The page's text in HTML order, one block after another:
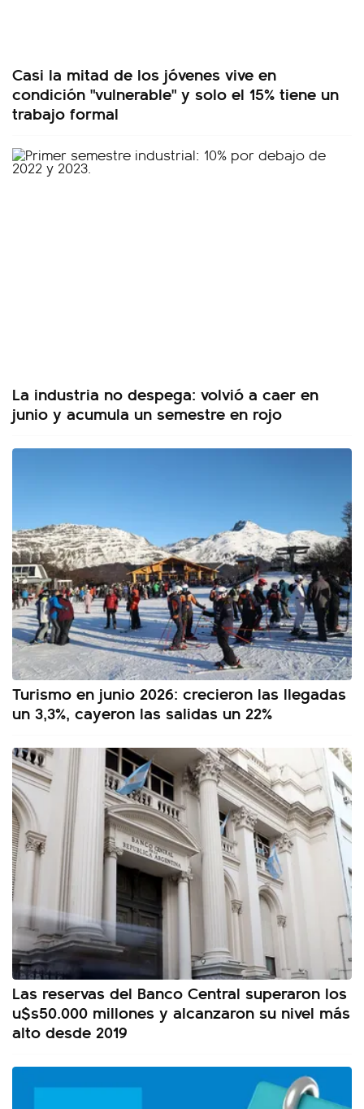
Casi la mitad de los jóvenes vive en
condición "vulnerable" y solo el 15% tiene un
trabajo formal
La industria no despega: volvió a caer en
junio y acumula un semestre en rojo
Turismo en junio 2026: crecieron las llegadas
un 3,3%, cayeron las salidas un 22%
Las reservas del Banco Central superaron los
u$s50.000 millones y alcanzaron su nivel más
alto desde 2019